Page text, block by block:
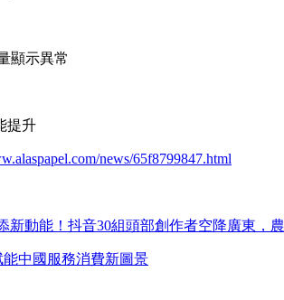
顯示異常
提升
news/65f8799847.html
新動能！抖音30組頭部創作者空降廣東，
中國服務消費新圖景